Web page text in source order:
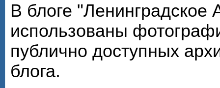
В блоге "Ленинградское
использованы
публично доступных
блога.